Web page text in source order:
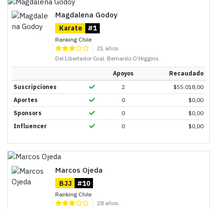
Magdalena Godoy
Karate #1
Ranking Chile
21 años
Del Libertador Gral. Bernardo O’Higgins
Apoyos
Recaudado
Suscripciones
2 $55.018,00
Aportes
0 $0,00
Sponsors
0 $0,00
Influencer
0 $0,00
Marcos Ojeda
BJJ #10
Ranking Chile
28 años